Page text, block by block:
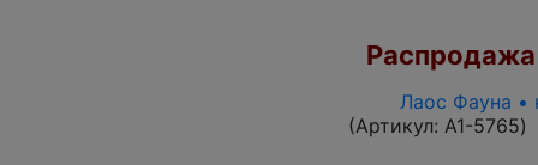
Распродажа
Лаос Фауна •
(Артикул: A1-5765)